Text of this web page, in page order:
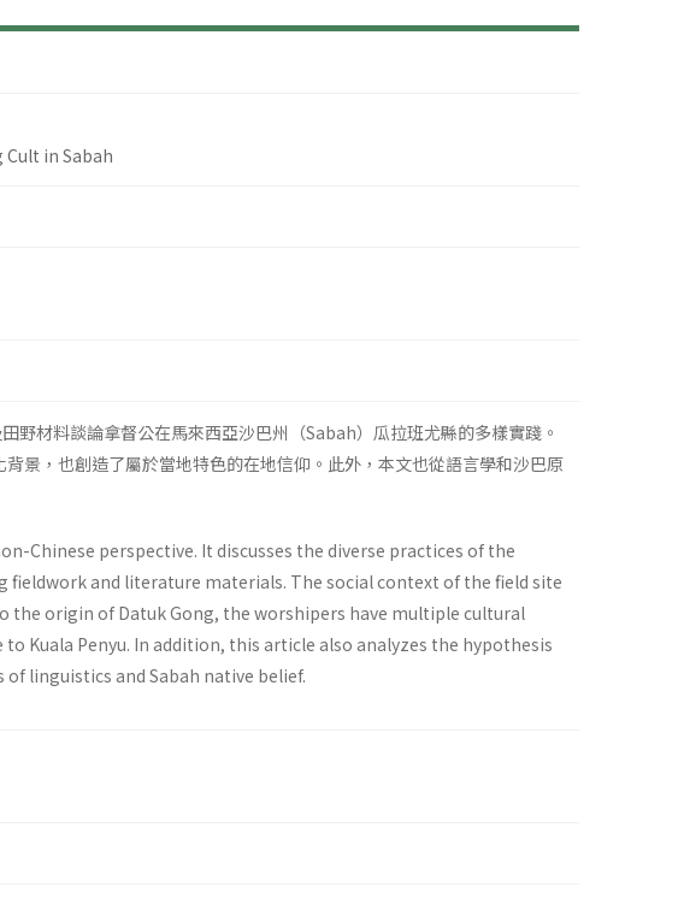
in Sabah
材料談論拿督公在馬來西亞沙巴州（Sabah）瓜拉班尤縣的多樣實踐。
景，也創造了屬於當地特色的在地信仰。此外，本文也從語言學和沙巴原
Chinese perspective. It discusses the diverse practices of the
fieldwork and literature materials. The social context of the field site
the origin of Datuk Gong, the worshipers have multiple cultural
Kuala Penyu. In addition, this article also analyzes the hypothesis
linguistics and Sabah native belief.